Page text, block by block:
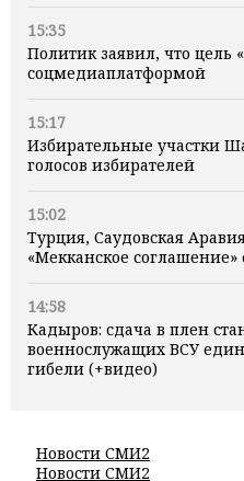
15:35
Политик заявил, что цель
соцмедиаплатформой
15:17
Избирательные участки
голосов избирателей
15:02
Турция, Саудовская
«Мекканское
14:58
Кадыров: сдача в плен
военнослужащих ВСУ
гибели (+видео)
Новости СМИ2
Новости СМИ2